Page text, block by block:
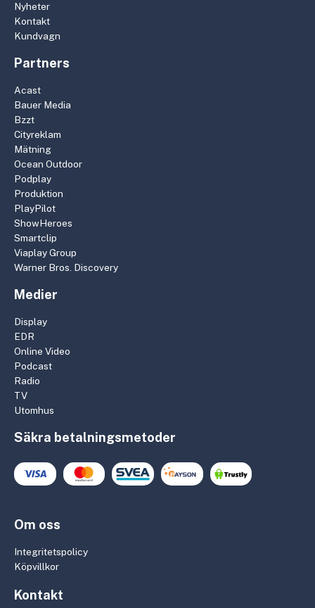
Nyheter
Kontakt
Kundvagn
Partners
Acast
Bauer Media
Bzzt
Cityreklam
Mätning
Ocean Outdoor
Podplay
Produktion
PlayPilot
ShowHeroes
Smartclip
Viaplay Group
Warner Bros. Discovery
Medier
Display
EDR
Online Video
Podcast
Radio
TV
Utomhus
Säkra betalningsmetoder
Om oss
Integritetspolicy
Köpvillkor
Kontakt